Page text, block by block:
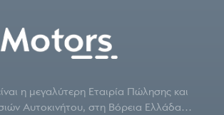
η μεγαλύτερη Εταιρία Πώλησης και
Αυτοκινήτου, στη Βόρεια Ελλάδα…